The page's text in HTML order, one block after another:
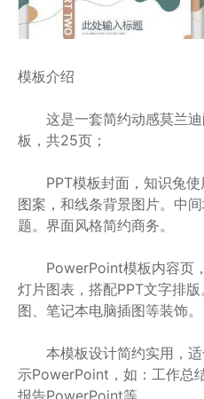
模板介绍
这是一套简约动感莫兰迪
板，共25页；
PPT模板封面，知识兔使
图案，和线条背景图片。中
题。界面风格简约商务。
PowerPoint模板内容页，
灯片图表，搭配PPT文字排
图、笔记本电脑插图等装饰。
本模板设计简约实用，适
示PowerPoint，如：工作总结
报告PowerPoint等。